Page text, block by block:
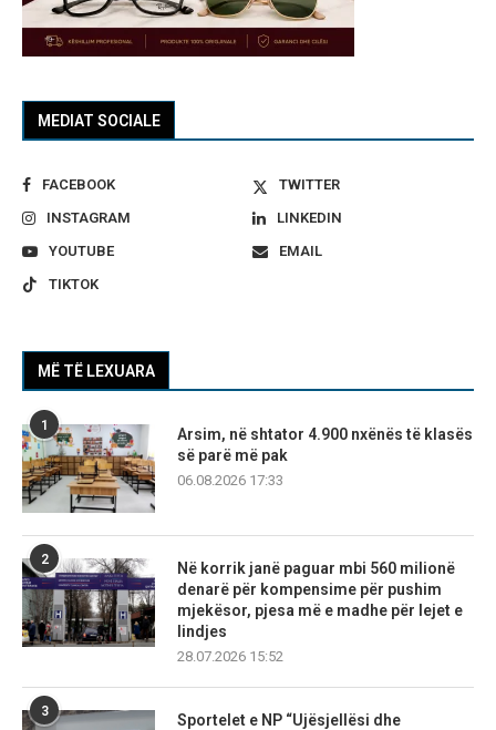
MEDIAT SOCIALE
FACEBOOK
TWITTER
INSTAGRAM
LINKEDIN
YOUTUBE
EMAIL
TIKTOK
MË TË LEXUARA
1
Arsim, në shtator 4.900 nxënës të klasës
së parë më pak
06.08.2026 17:33
2
Në korrik janë paguar mbi 560 milionë
denarë për kompensime për pushim
mjekësor, pjesa më e madhe për lejet e
lindjes
28.07.2026 15:52
3
Sportelet e NP “Ujësjellësi dhe